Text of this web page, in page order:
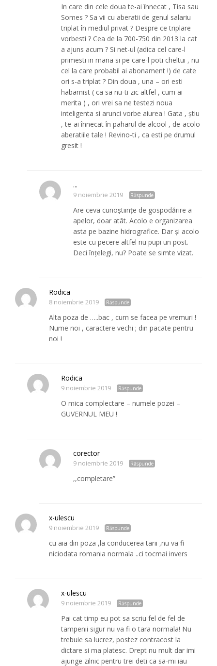
In care din cele doua te-ai înnecat , Tisa sau
Somes ? Sa vii cu aberatii de genul salariu
triplat în mediul privat ? Despre ce triplare
vorbesti ? Cea de la 700-750 din 2013 la cat
a ajuns acum ? Si net-ul (adica cel care-l
primesti in mana si pe care-l poti cheltui , nu
cel la care probabil ai abonament !) de cate
ori s-a triplat ? Din doua , una – ori esti
habarnist ( ca sa nu-ti zic altfel , cum ai
merita ) , ori vrei sa ne testezi noua
inteligenta si arunci vorbe aiurea ! Gata , știu
, te-ai înnecat în paharul de alcool , de-acolo
aberatiile tale ! Revino-ti , ca esti pe drumul
gresit !
...
9 noiembrie 2019 Răspunde
Are ceva cunoștiințe de gospodărire a
apelor, doar atât. Acolo e organizarea
asta pe bazine hidrografice. Dar și acolo
este cu pecere altfel nu pupi un post.
Deci înțelegi, nu? Poate se simte vizat.
Rodica
8 noiembrie 2019 Răspunde
Alta poza de …..bac , cum se facea pe vremuri !
Nume noi , caractere vechi ; din pacate pentru
noi !
Rodica
9 noiembrie 2019 Răspunde
O mica complectare – numele pozei –
GUVERNUL MEU !
corector
9 noiembrie 2019 Răspunde
,,completare”
x-ulescu
9 noiembrie 2019 Răspunde
cu aia din poza ,la conducerea tarii ,nu va fi
niciodata romania normala ..ci tocmai invers
x-ulescu
9 noiembrie 2019 Răspunde
Pai cat timp eu pot sa scriu fel de fel de
tampenii sigur nu va fi o tara normala! Nu
trebuie sa lucrez, postez contracost la
dictare si ma platesc. Drept nu mult dar imi
ajunge zilnic pentru trei deti ca sa-mi iau